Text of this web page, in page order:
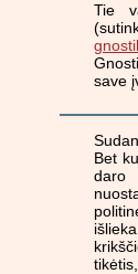
Tie
save
Bet